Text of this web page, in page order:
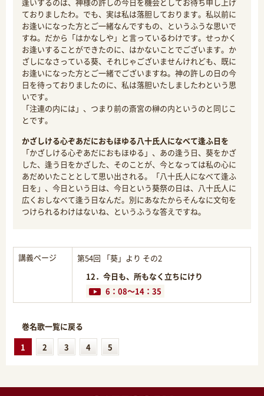
ておりましたわ。でも、実は私は落胆しております。私以前に
お逢いになった方とご一緒なんですもの、というふうな思いで
すね。だから「はかなしや」と言っているわけです。せっかく
お逢いすることができたのに、はかないことでございます。か
ざしになさっている葵、それじゃございませんけれども、既に
お逢いになった方とご一緒でございますね。神の許しの日の今
日を待っておりましたのに、私は落胆いたしましたわという思
いです。
「注連の内には」、つまり前の斎宮の榊の内というのと同じこ
とです。
かざしける心ぞあだにおもほゆる八十氏人になべて逢ふ日を
「かざしける心ぞあだにおもほゆる」、あの逢う日、葵をかざ
した、逢う日をかざした、そのことが、今となっては私の心に
あだめいたこととして思い出される。「八十氏人になべて逢ふ
日を」、今日という日は、今日という葵祭の日は、八十氏人に
広くおしなべて逢う日なんだ。別にあなたからそんなに文句を
つけられるわけはないね、というふうな答えですね。
講義ページ
第54回 「葵」より その2
12．今日も、所もなく立ちにけり
6：08～14：35
巻名歌一覧に戻る
1
2 3 4 5